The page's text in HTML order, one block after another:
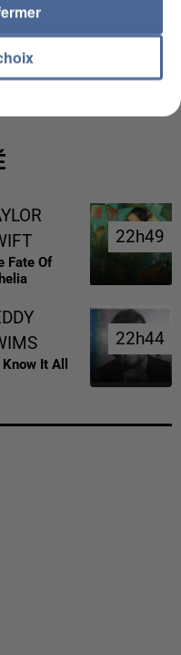
DE LA DZ
Fate Of
22h49
22h49
It All
22h44
22h44